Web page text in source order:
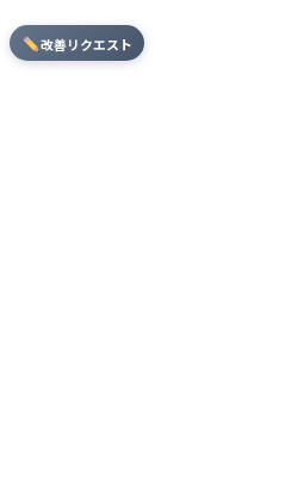
改善リクエスト